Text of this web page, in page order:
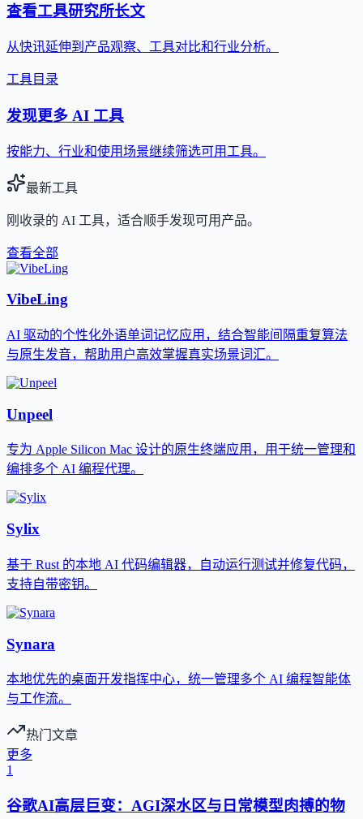
查看工具研究所长文
从快讯延伸到产品观察、工具对比和行业分析。
工具目录
发现更多 AI 工具
按能力、行业和使用场景继续筛选可用工具。
最新工具
刚收录的 AI 工具，适合顺手发现可用产品。
查看全部
VibeLing
AI 驱动的个性化外语单词记忆应用，结合智能间隔重复算法
与原生发音，帮助用户高效掌握真实场景词汇。
Unpeel
专为 Apple Silicon Mac 设计的原生终端应用，用于统一管理和
编排多个 AI 编程代理。
Sylix
基于 Rust 的本地 AI 代码编辑器，自动运行测试并修复代码，
支持自带密钥。
Synara
本地优先的桌面开发指挥中心，统一管理多个 AI 编程智能体
与工作流。
热门文章
更多
1
谷歌AI高层巨变：AGI深水区与日常模型肉搏的物